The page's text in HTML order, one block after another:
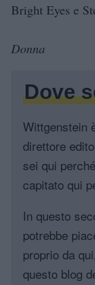
Bright Eyes e
Donna
Dove
Wittgenstein
direttore
sei qui
capitato qui
In questo
potrebbe
proprio da
questo blog